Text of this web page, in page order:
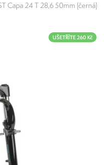
Capa 24 T 28,6 50mm (černá)
UŠETŘÍTE 260 Kč